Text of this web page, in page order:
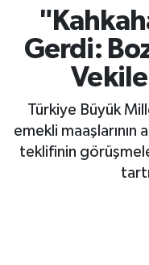
Gerdi:
Türkiye Büyük
emekli maaşlarının
teklifinin
Borsa Haberleri
İş Dünyası
Lojistik
Otovitrin
Süper Lig Puan
Tüm Manşetler
Son Dakika
Haber Arşivi